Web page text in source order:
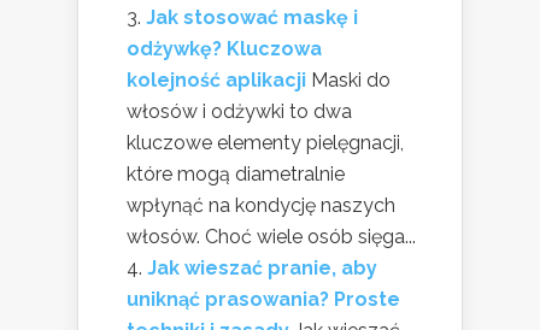
Jak stosować maskę i
odżywkę? Kluczowa
kolejność aplikacji Maski do
włosów i odżywki to dwa
kluczowe elementy pielęgnacji,
które mogą diametralnie
wpłynąć na kondycję naszych
włosów. Choć wiele osób sięga...
Jak wieszać pranie, aby
uniknąć prasowania? Proste